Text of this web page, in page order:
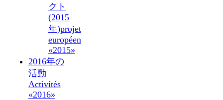
クト
(2015
年)projet
européen
«2015»
2016年の
活動
Activités
«2016»